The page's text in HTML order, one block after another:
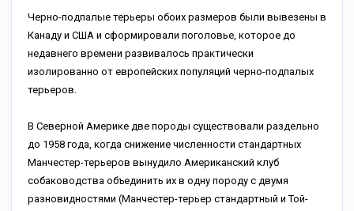
Черно-подпалые терьеры обоих размеров были вывезены в
Канаду и США и сформировали поголовье, которое до
недавнего времени развивалось практически
изолированно от европейских популяций черно-подпалых
терьеров.
В Северной Америке две породы существовали раздельно
до 1958 года, когда снижение численности стандартных
Манчестер-терьеров вынудило Американский клуб
собаководства объединить их в одну породу с двумя
разновидностями (Манчестер-терьер стандартный и Той-